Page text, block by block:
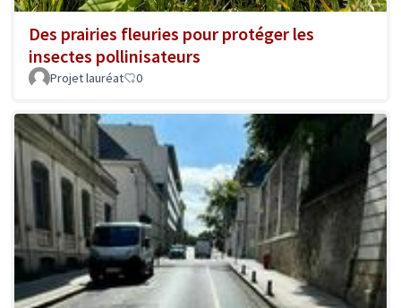
Des prairies fleuries pour protéger les
insectes pollinisateurs
Projet lauréat 0